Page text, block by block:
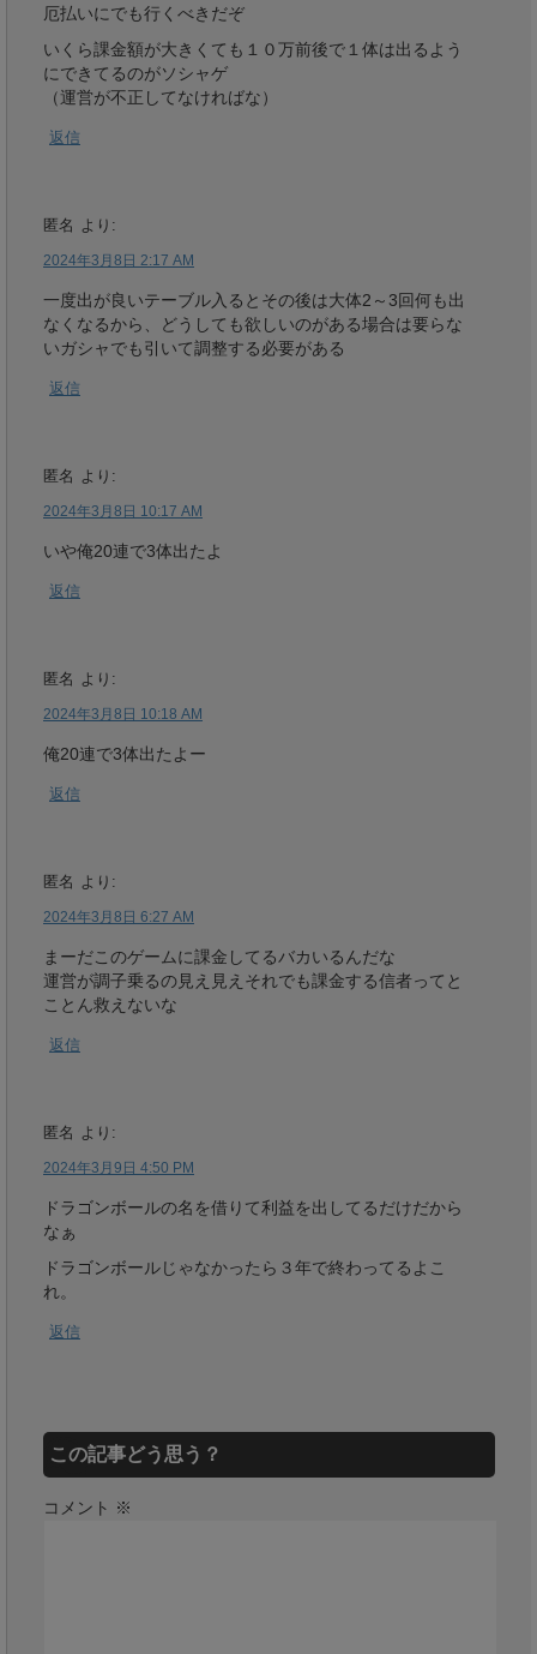
厄払いにでも行くべきだぞ
いくら課金額が大きくても１０万前後で１体は出るよう
にできてるのがソシャゲ
（運営が不正してなければな）
返信
匿名 より:
2024年3月8日 2:17 AM
一度出が良いテーブル入るとその後は大体2～3回何も出
なくなるから、どうしても欲しいのがある場合は要らな
いガシャでも引いて調整する必要がある
返信
匿名 より:
2024年3月8日 10:17 AM
いや俺20連で3体出たよ
返信
匿名 より:
2024年3月8日 10:18 AM
俺20連で3体出たよー
返信
匿名 より:
2024年3月8日 6:27 AM
まーだこのゲームに課金してるバカいるんだな
運営が調子乗るの見え見えそれでも課金する信者ってと
ことん救えないな
返信
匿名 より:
2024年3月9日 4:50 PM
ドラゴンボールの名を借りて利益を出してるだけだから
なぁ
ドラゴンボールじゃなかったら３年で終わってるよこ
れ。
返信
この記事どう思う？
コメント ※